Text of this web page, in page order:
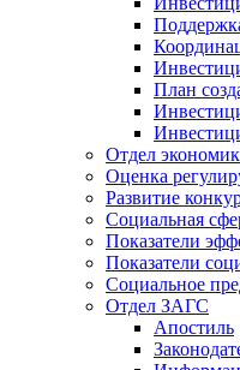
План
Отдел
Оценка
Развитие
Социальная
Показатели
Показатели
Социальное
Отдел ЗАГС
Апостиль